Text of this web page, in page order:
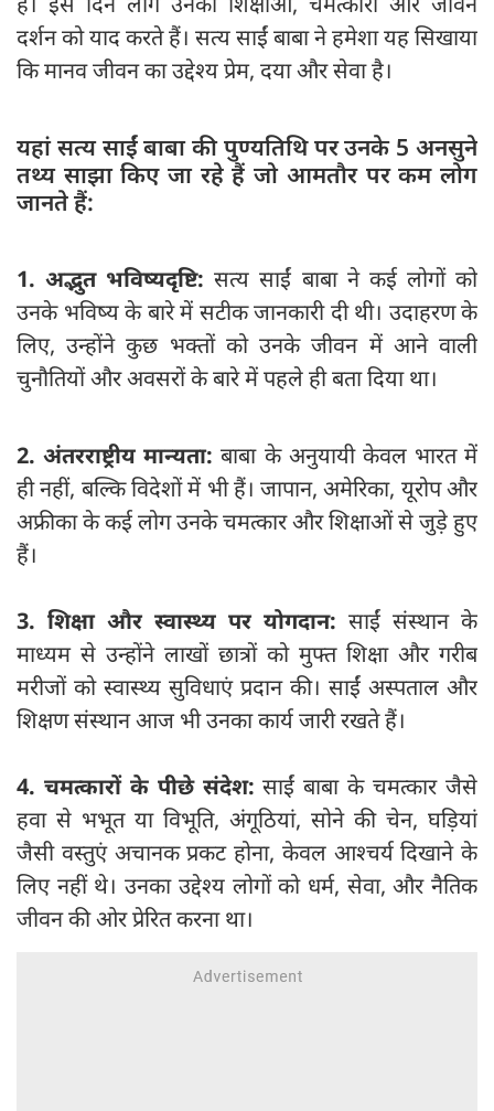
दर्शन को याद करते हैं। सत्य साईं बाबा ने हमेशा यह सिखाया
कि मानव जीवन का उद्देश्य प्रेम, दया और सेवा है।
यहां सत्य साईं बाबा की पुण्यतिथि पर उनके 5 अनसुने
तथ्य साझा किए जा रहे हैं जो आमतौर पर कम लोग
जानते हैं:
1. अद्भुत भविष्यदृष्टि: सत्य साईं बाबा ने कई लोगों को
उनके भविष्य के बारे में सटीक जानकारी दी थी। उदाहरण के
लिए, उन्होंने कुछ भक्तों को उनके जीवन में आने वाली
चुनौतियों और अवसरों के बारे में पहले ही बता दिया था।
2. अंतरराष्ट्रीय मान्यता:बाबा के अनुयायी केवल भारत में
ही नहीं, बल्कि विदेशों में भी हैं। जापान, अमेरिका, यूरोप और
अफ्रीका के कई लोग उनके चमत्कार और शिक्षाओं से जुड़े हुए
हैं।
3. शिक्षा और स्वास्थ्य पर योगदान: साईं संस्थान के
माध्यम से उन्होंने लाखों छात्रों को मुफ्त शिक्षा और गरीब
मरीजों को स्वास्थ्य सुविधाएं प्रदान की। साईं अस्पताल और
शिक्षण संस्थान आज भी उनका कार्य जारी रखते हैं।
4. चमत्कारों के पीछे संदेश:साईं बाबा के चमत्कार जैसे
हवा से भभूत या विभूति, अंगूठियां, सोने की चेन, घड़ियां
जैसी वस्तुएं अचानक प्रकट होना, केवल आश्चर्य दिखाने के
लिए नहीं थे। उनका उद्देश्य लोगों को धर्म, सेवा, और नैतिक
जीवन की ओर प्रेरित करना था।